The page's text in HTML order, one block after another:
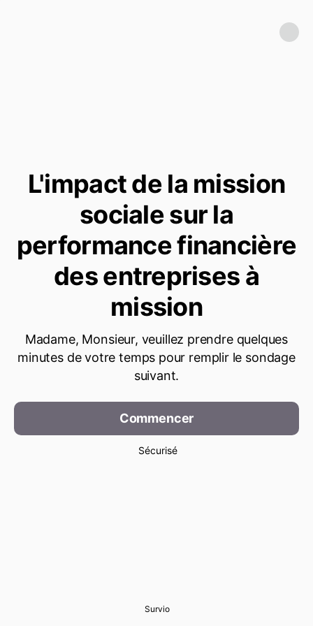
L'impact de la mission
sociale sur la
performance financière
des entreprises à
mission
Madame, Monsieur, veuillez prendre quelques
minutes de votre temps pour remplir le sondage
suivant.
Commencer
Sécurisé
Survio